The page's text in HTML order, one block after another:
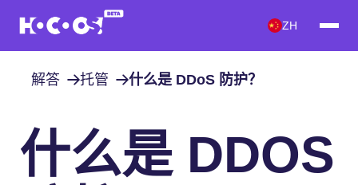
ZH
解答 托管 什么是 DDoS 防护？
什么是 DDOS